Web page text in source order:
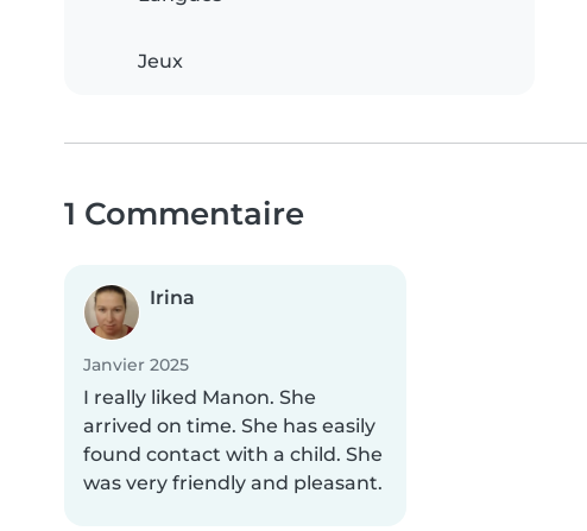
Jeux
1 Commentaire
Irina
Janvier 2025
I really liked Manon. She
arrived on time. She has easily
found contact with a child. She
was very friendly and pleasant.